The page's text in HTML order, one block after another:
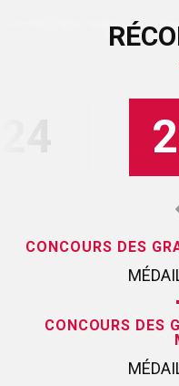
CONCOURS DES
CONCOURS DES